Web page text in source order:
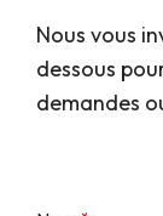
Nous vous
dessous
demandes